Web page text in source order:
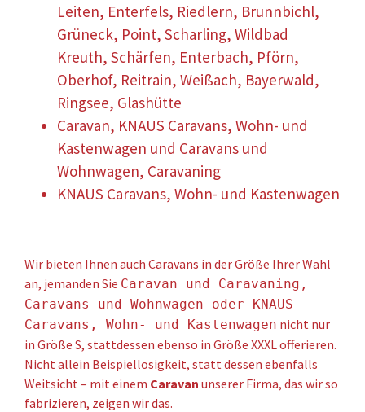
Leiten, Enterfels, Riedlern, Brunnbichl,
Grüneck, Point, Scharling, Wildbad
Kreuth, Schärfen, Enterbach, Pförn,
Oberhof, Reitrain, Weißach, Bayerwald,
Ringsee, Glashütte
Caravan, KNAUS Caravans, Wohn- und
Kastenwagen und Caravans und
Wohnwagen, Caravaning
KNAUS Caravans, Wohn- und Kastenwagen
Wir bieten Ihnen auch Caravans in der Größe Ihrer Wahl
an, jemanden Sie Caravan und Caravaning,
Caravans und Wohnwagen oder KNAUS
Caravans, Wohn- und Kastenwagen nicht nur
in Größe S, stattdessen ebenso in Größe XXXL offerieren.
Nicht allein Beispiellosigkeit, statt dessen ebenfalls
Weitsicht – mit einem Caravan unserer Firma, das wir so
fabrizieren, zeigen wir das.